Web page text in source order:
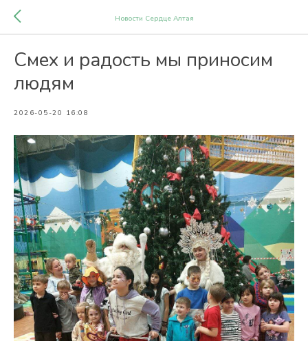
Новости Сердце Алтая
Смех и радость мы приносим
людям
2026-05-20 16:08